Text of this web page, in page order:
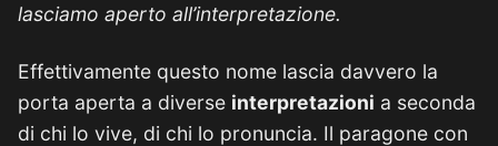
lasciamo aperto all’interpretazione.
Effettivamente questo nome lascia davvero la
porta aperta a diverse interpretazioni a seconda
di chi lo vive, di chi lo pronuncia. Il paragone con